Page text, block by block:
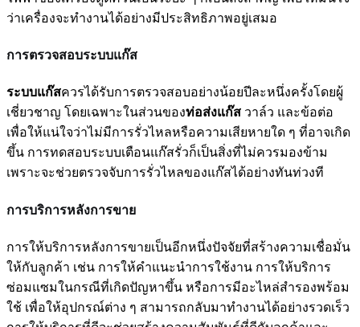
ว่าเครื่องจะทำงานได้อย่างมีประสิทธิภาพอยู่เสมอ
การตรวจสอบระบบแก๊ส
ระบบแก๊สควรได้รับการตรวจสอบอย่างน้อยปีละหนึ่งครั้งโดยผู้
เชี่ยวชาญ โดยเฉพาะในส่วนของท่อส่งแก๊ส วาล์ว และข้อต่อ
เพื่อให้แน่ใจว่าไม่มีการรั่วไหลหรือความเสียหายใด ๆ ที่อาจเกิด
ขึ้น การทดสอบระบบเตือนแก๊สรั่วก็เป็นสิ่งที่ไม่ควรมองข้าม
เพราะจะช่วยตรวจจับการรั่วไหลของแก๊สได้อย่างทันท่วงที
การบริการหลังการขาย
การให้บริการหลังการขายเป็นอีกหนึ่งปัจจัยที่สร้างความเชื่อมั่น
ให้กับลูกค้า เช่น การให้คำแนะนำการใช้งาน การให้บริการ
ซ่อมแซมในกรณีที่เกิดปัญหาขึ้น หรือการมีอะไหล่สำรองพร้อม
ใช้ เพื่อให้อุปกรณ์ต่าง ๆ สามารถกลับมาทำงานได้อย่างรวดเร็ว